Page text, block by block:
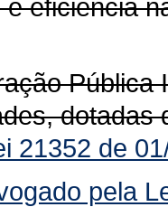
eficiência
dotadas
21352 de
pela